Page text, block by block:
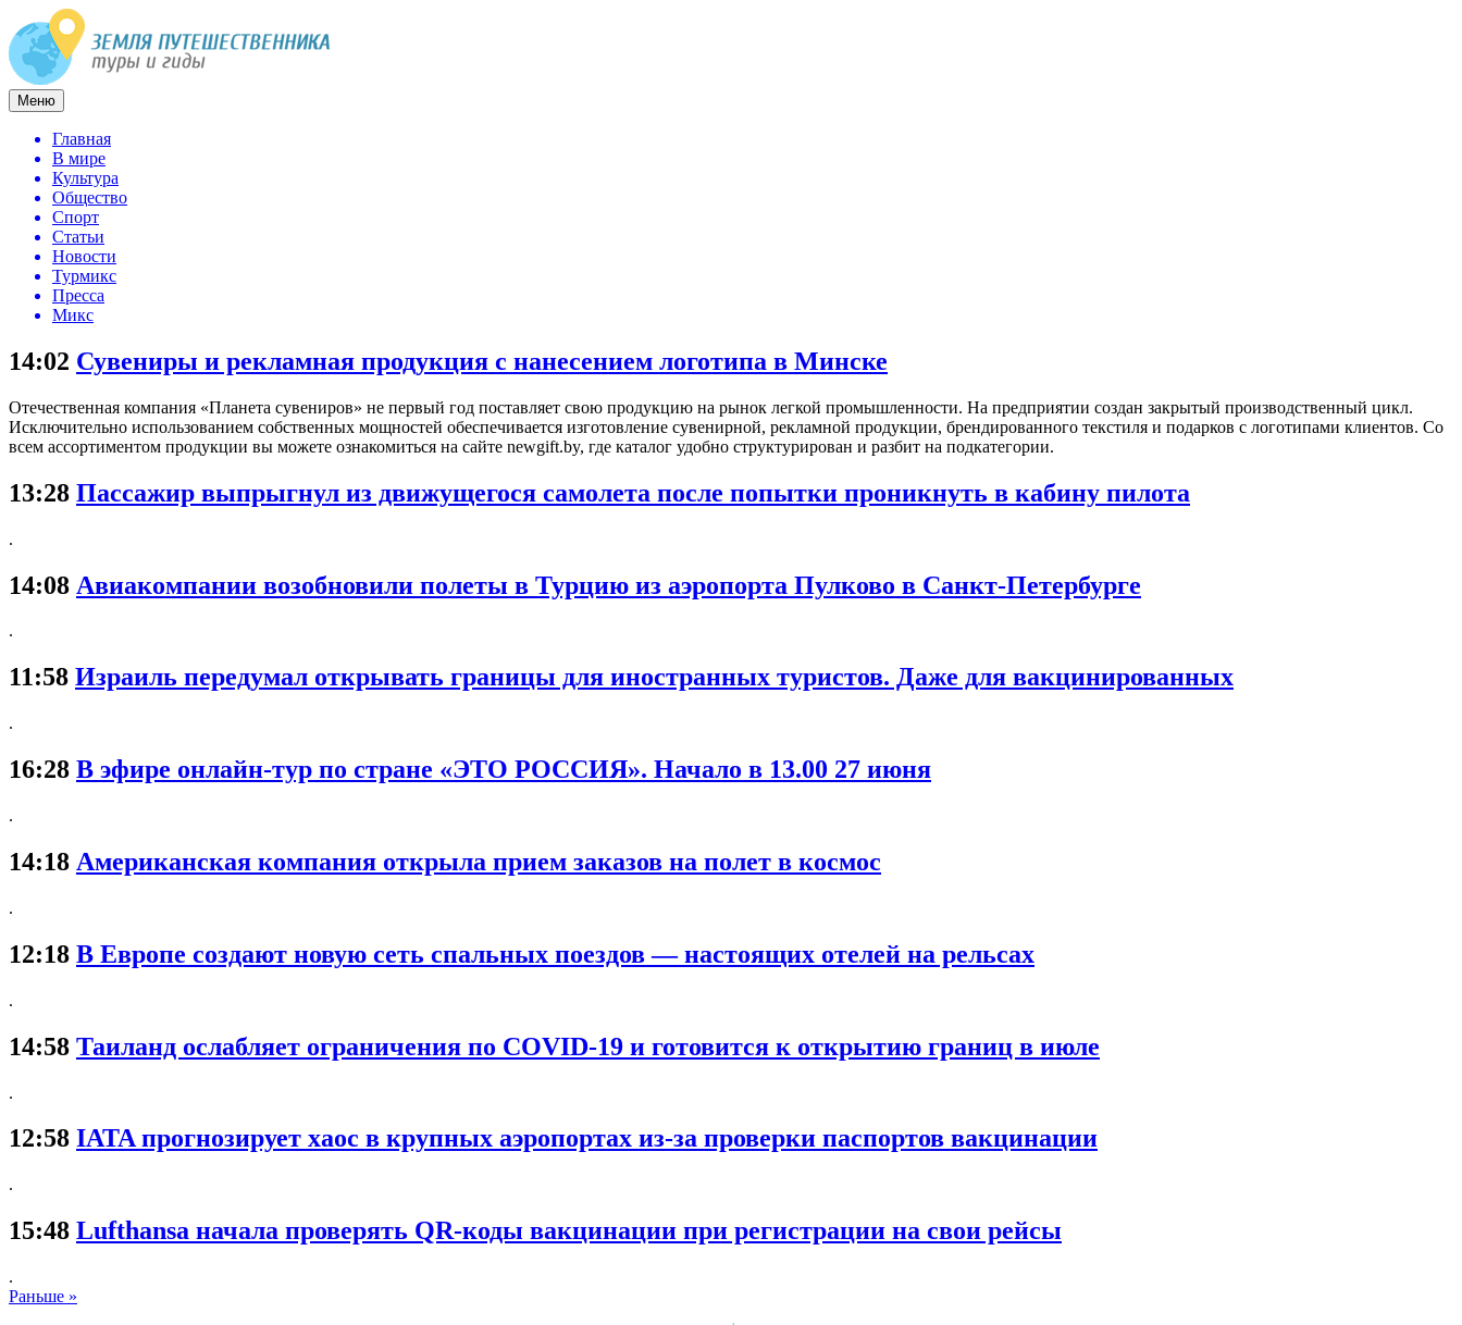
Меню
Главная
В мире
Культура
Общество
Спорт
Статьи
Новости
Турмикс
Пресса
Микс
14:02 Сувениры и рекламная продукция с нанесением логотипа в Минске
Отечественная компания «Планета сувениров» не первый год поставляет свою продукцию на рынок легкой промышленности. На предприятии создан закрытый производственный цикл.
Исключительно использованием собственных мощностей обеспечивается изготовление сувенирной, рекламной продукции, брендированного текстиля и подарков с логотипами клиентов. Со
всем ассортиментом продукции вы можете ознакомиться на сайте newgift.by, где каталог удобно структурирован и разбит на подкатегории.
13:28 Пассажир выпрыгнул из движущегося самолета после попытки проникнуть в кабину пилота
.
14:08 Авиакомпании возобновили полеты в Турцию из аэропорта Пулково в Санкт-Петербурге
.
11:58 Израиль передумал открывать границы для иностранных туристов. Даже для вакцинированных
.
16:28 В эфире онлайн-тур по стране «ЭТО РОССИЯ». Начало в 13.00 27 июня
.
14:18 Американская компания открыла прием заказов на полет в космос
.
12:18 В Европе создают новую сеть спальных поездов — настоящих отелей на рельсах
.
14:58 Таиланд ослабляет ограничения по COVID-19 и готовится к открытию границ в июле
.
12:58 IATA прогнозирует хаос в крупных аэропортах из-за проверки паспортов вакцинации
.
15:48 Lufthansa начала проверять QR-коды вакцинации при регистрации на свои рейсы
.
Раньше »